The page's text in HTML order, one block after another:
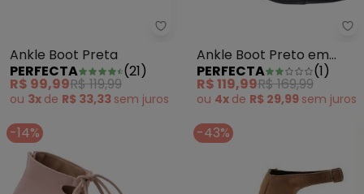
Perfecta - Ankle Boot Preta
Ankle Boot Preta
PERFECTA
(21)
R$ 99,99R$ 119,99
ou 3x de R$ 33,33 sem juros
Ankle Boot Preto em
Sintético
PERFECTA (1)
R$ 119,99R$ 169,99
ou 4x de R$ 29,99 sem juros
-14% -43%